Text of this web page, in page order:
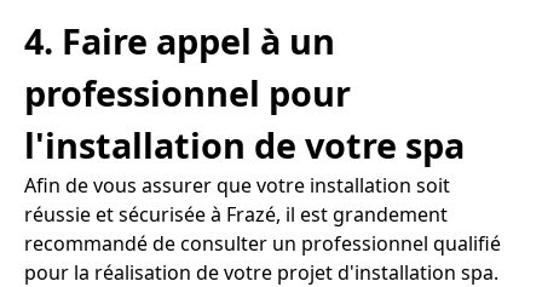
4. Faire appel à un
professionnel pour
l'installation de votre spa
Afin de vous assurer que votre installation soit
réussie et sécurisée à Frazé, il est grandement
recommandé de consulter un professionnel qualifié
pour la réalisation de votre projet d'installation spa.